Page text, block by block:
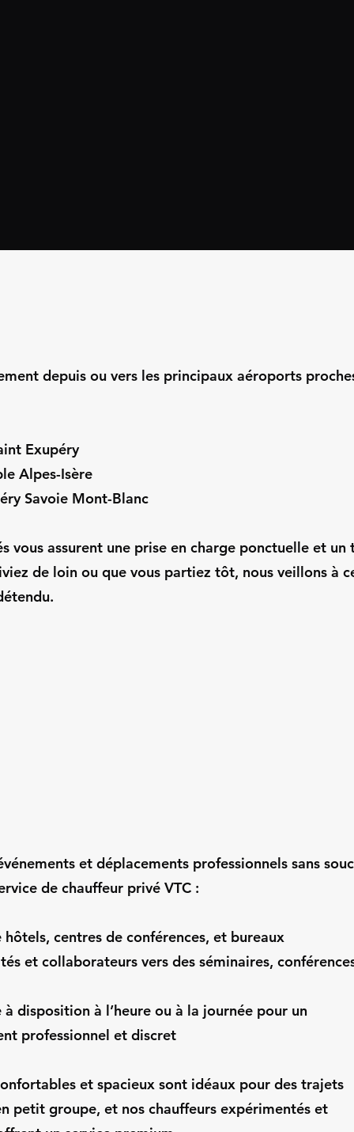
depuis ou vers les principaux aéroports
Exupéry
Alpes-Isère
Savoie Mont-Blanc
vous assurent une prise en charge ponctuelle et un
de loin ou que vous partiez tôt, nous veillons à
et déplacements professionnels sans
de chauffeur privé VTC :
hôtels, centres de conférences, et bureaux
et collaborateurs vers des séminaires,
à disposition à l’heure ou à la journée pour un
professionnel et discret
et spacieux sont idéaux pour des trajets
petit groupe, et nos chauffeurs expérimentés et